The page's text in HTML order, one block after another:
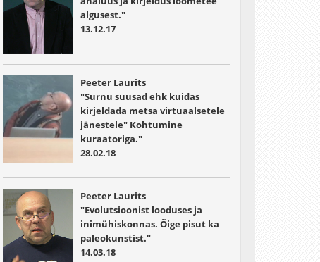
algusest."
13.12.17
Peeter Laurits
"Surnu suusad ehk kuidas
kirjeldada metsa virtuaalsetele
jänestele" Kohtumine
kuraatoriga."
28.02.18
Peeter Laurits
"Evolutsioonist looduses ja
inimühiskonnas. Õige pisut ka
paleokunstist."
14.03.18